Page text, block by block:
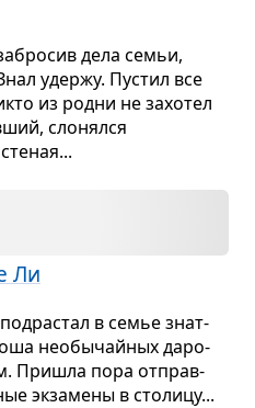
дела семьи,
удержу. Пустил все
из родни не захо­тел
сло­нялся
Ли
в семье знат­
необы­чай­ных даро­
При­шла пора отправ­
экза­мены в сто­лицу...